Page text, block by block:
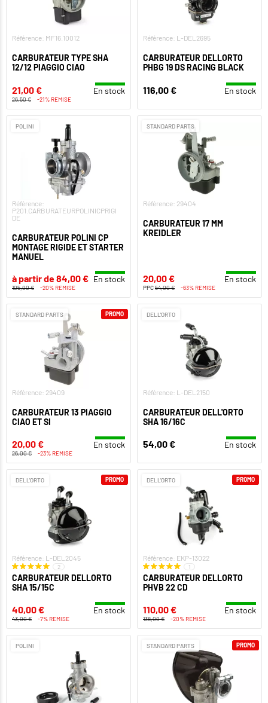
Référence: MF16.10012
CARBURATEUR TYPE SHA
12/12 PIAGGIO CIAO
21,00 € En stock
26,50 € -21% REMISE
Référence: L-DEL2695
CARBURATEUR DELLORTO
PHBG 19 DS RACING BLACK
116,00 € En stock
POLINI
Référence:
P201.CARBURATEURPOLINICPRIGI
DE
CARBURATEUR POLINI CP
MONTAGE RIGIDE ET STARTER
MANUEL
à partir de 84,00 € En stock
105,00 € -20% REMISE
STANDARD PARTS
Référence: 29404
CARBURATEUR 17 MM
KREIDLER
20,00 € En stock
PPC54,00 € -63% REMISE
STANDARD PARTS
Référence: 29409
CARBURATEUR 13 PIAGGIO
CIAO ET SI
20,00 € En stock
26,00 € -23% REMISE
PROMO DELL'ORTO
Référence: L-DEL2150
CARBURATEUR DELL'ORTO
SHA 16/16C
54,00 € En stock
DELL'ORTO
Référence: L-DEL2045
2
CARBURATEUR DELLORTO
SHA 15/15C
40,00 € En stock
43,00 € -7% REMISE
PROMO DELL'ORTO
Référence: EKP-13022
1
CARBURATEUR DELLORTO
PHVB 22 CD
110,00 € En stock
138,00 € -20% REMISE
PROMO
POLINI STANDARD PARTS PROMO